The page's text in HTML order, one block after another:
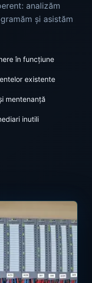
analizăm
și asistăm
în funcțiune
existente
mentenanță
inutili